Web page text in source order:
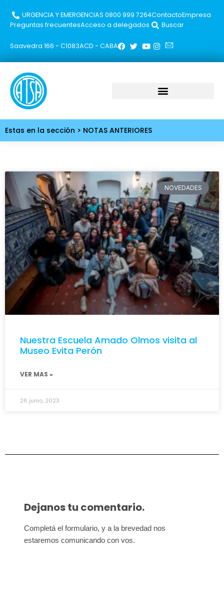
URGENCIA Y EMERGENCIAS 0800 999 7264​ContactoEmpresa
Preguntas frecuentesAcceso a delegados Buscar
Saavedra 166 - C1083ACD - CABA
Estas en la sección > NOTAS ANTERIORES
NOVEDADES
Nuestra Escuela Amado Olmos visita al
Museo Evita Perón
VER MAS »
26 junio, 2023
Dejanos tu comentario.
Completá el formulario, y a la brevedad nos
estaremos comunicando con vos.